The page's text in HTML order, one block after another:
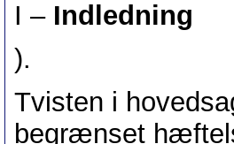
I – Indledning
).
Tvisten i
begrænset